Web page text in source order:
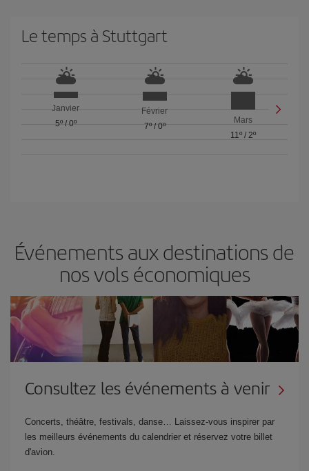
Le temps à Stuttgart
Janvier
5º/ 0º
Février
7º/ 0º
Mars
11º /2º
Événements aux destinations de
nos vols économiques
Consultez les événements à venir
Concerts, théâtre, festivals, danse… Laissez-vous inspirer par
les meilleurs événements du calendrier et réservez votre billet
d'avion.